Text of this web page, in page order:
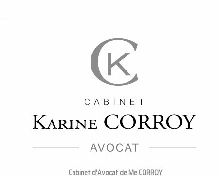
Cabinet d'Avocat de Me CORROY